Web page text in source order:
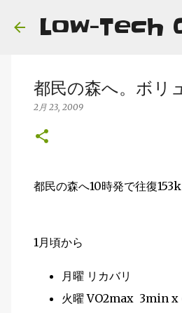
Low-Tech
都民の森へ。ボリ
2月 23, 2009
都民の森へ10時発で往復
1月頃から
月曜 リカバリ
火曜 VO2max 3min